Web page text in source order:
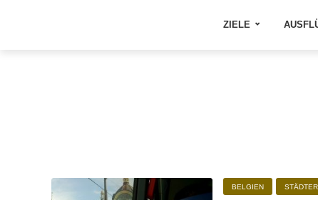
ZIELE
BELGIEN